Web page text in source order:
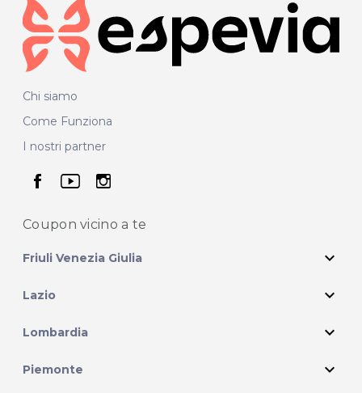
Chi siamo
Come Funziona
I nostri partner
seguici su facebook
seguici su youtube
seguici su instagram
Coupon vicino a te
Friuli Venezia Giulia expand_more
Lazio expand_more
Lombardia expand_more
Piemonte expand_more